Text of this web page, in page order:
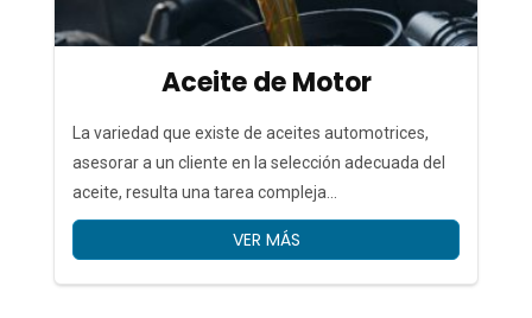
Aceite de Motor
La variedad que existe de aceites automotrices,
asesorar a un cliente en la selección adecuada del
aceite, resulta una tarea compleja...
VER MÁS